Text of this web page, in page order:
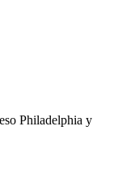
Philadelphia y